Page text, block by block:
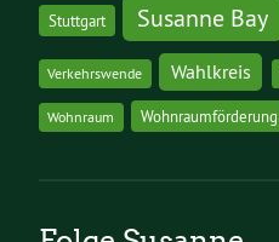
Stuttgart Susanne Bay
Verkehrswende Wahlkreis
Wohnraum Wohnraumförderung